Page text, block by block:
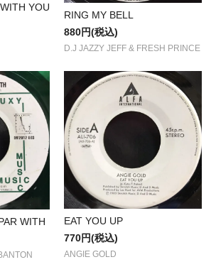
YOU
RING MY BELL
880円(税込)
D.J JAZZY JEFF & FRESH PRINCE
WITH
EAT YOU UP
770円(税込)
ANGIE GOLD